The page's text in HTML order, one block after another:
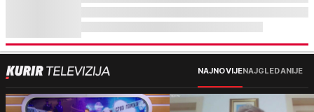
NAJNOVIJENAJGLEDANIJE